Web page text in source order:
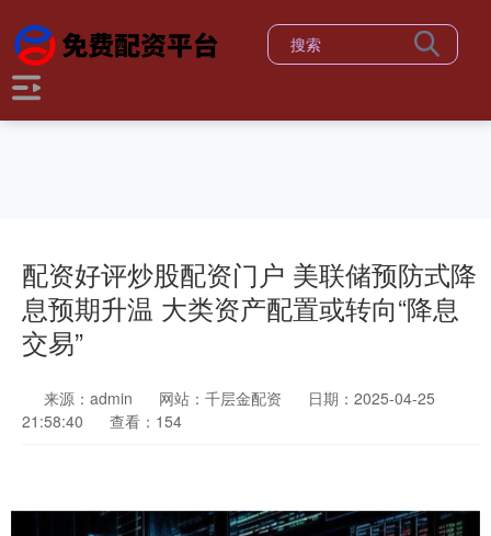
配资好评炒股配资门户 美联储预防式降
息预期升温 大类资产配置或转向“降息
交易”
来源：admin 网站：千层金配资
日期：2025-04-25
21:58:40
查看：154